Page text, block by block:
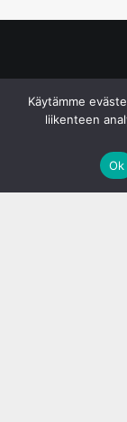
Käytämme
liikenteen
Ok